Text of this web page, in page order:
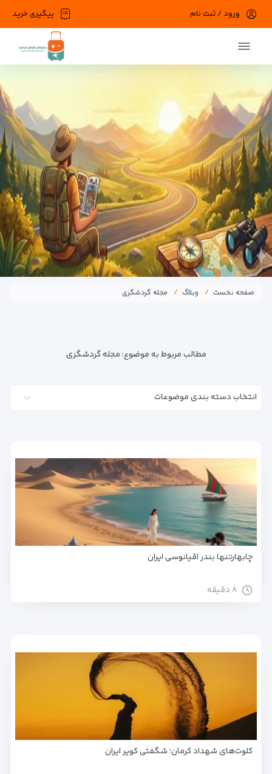
پیگیری خرید ورود / ثبت نام
صفحه نخست وبلاگ مجله گردشگری
مطالب مربوط به موضوع:مجله گردشگری
انتخاب دسته بندی موضوعات
چابهارتنها بندر اقیانوسی ایران
۸ دقیقه
کلوت‌های شهداد کرمان؛ شگفتی کویر ایران